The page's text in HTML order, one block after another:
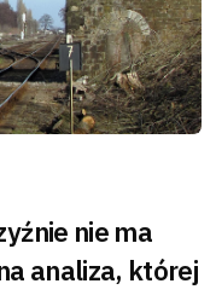
nie ma
analiza, której